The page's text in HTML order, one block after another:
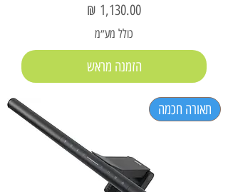
מחיר
כולל מע״מ
הזמנה מראש
תאורה חכמה